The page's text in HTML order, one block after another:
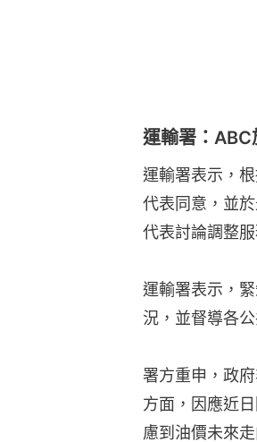
運輸署：
運輸署表示，
代表同意，並
代表討論調整
運輸署表示，
況，並督導各
署方重申，政
方面，因應近
慮到油價未來